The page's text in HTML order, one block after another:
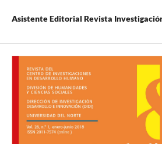
Asistente Editorial Revista